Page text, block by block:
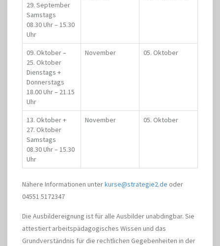
29. September
Samstags
08.30 Uhr – 15.30
Uhr
09. Oktober –
25. Oktober
Dienstags +
Donnerstags
18.00 Uhr – 21.15
Uhr
November 05. Oktober
13. Oktober +
27. Oktober
Samstags
08.30 Uhr – 15.30
Uhr
November 05. Oktober
Nähere Informationen unterkurse@strategie2.de oder
04551 5172347
Die Ausbildereignung ist für alle Ausbilder unabdingbar. Sie
attestiert arbeitspädagogisches Wissen und das
Grundverständnis für die rechtlichen Gegebenheiten in der